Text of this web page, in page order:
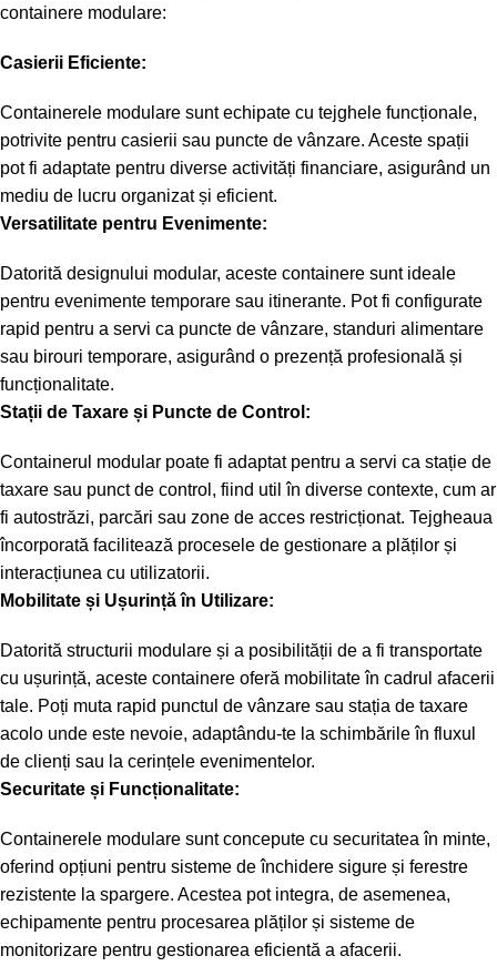
containere modulare:
Casierii Eficiente:
Containerele modulare sunt echipate cu tejghele funcționale,
potrivite pentru casierii sau puncte de vânzare. Aceste spații
pot fi adaptate pentru diverse activități financiare, asigurând un
mediu de lucru organizat și eficient.
Versatilitate pentru Evenimente:
Datorită designului modular, aceste containere sunt ideale
pentru evenimente temporare sau itinerante. Pot fi configurate
rapid pentru a servi ca puncte de vânzare, standuri alimentare
sau birouri temporare, asigurând o prezență profesională și
funcționalitate.
Stații de Taxare și Puncte de Control:
Containerul modular poate fi adaptat pentru a servi ca stație de
taxare sau punct de control, fiind util în diverse contexte, cum ar
fi autostrăzi, parcări sau zone de acces restricționat. Tejgheaua
încorporată facilitează procesele de gestionare a plăților și
interacțiunea cu utilizatorii.
Mobilitate și Ușurință în Utilizare:
Datorită structurii modulare și a posibilității de a fi transportate
cu ușurință, aceste containere oferă mobilitate în cadrul afacerii
tale. Poți muta rapid punctul de vânzare sau stația de taxare
acolo unde este nevoie, adaptându-te la schimbările în fluxul
de clienți sau la cerințele evenimentelor.
Securitate și Funcționalitate:
Containerele modulare sunt concepute cu securitatea în minte,
oferind opțiuni pentru sisteme de închidere sigure și ferestre
rezistente la spargere. Acestea pot integra, de asemenea,
echipamente pentru procesarea plăților și sisteme de
monitorizare pentru gestionarea eficientă a afacerii.